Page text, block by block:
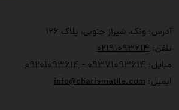
آدرس: ونک، شیراز جنوبی، پلاک ۱۲۶
تلفن:
۰۲۱۹۱۰۹۳۶۱۴
مبایل:
۰۹۳۷۱۰۹۳۶۱۴ - ۰۹۲۰۱۰۹۳۶۱۴
ایمیل:info@charismatile.com